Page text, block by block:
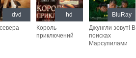
dvd
Король
приключений
hd
Джунгли зовут! В
поисках
Марсупилами
BluRay